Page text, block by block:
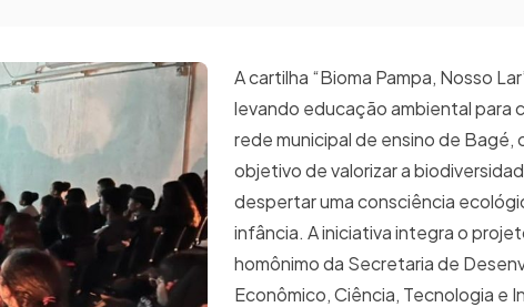
A cartilha “Bioma Pampa, Nosso
levando educação ambiental para
rede municipal de ensino de Bagé,
objetivo de valorizar a
despertar uma consciência
infância. A iniciativa integra o
homônimo da Secretaria de
Econômico, Ciência, Tecnologia e